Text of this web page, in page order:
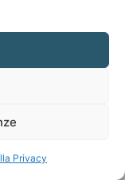
Privacy